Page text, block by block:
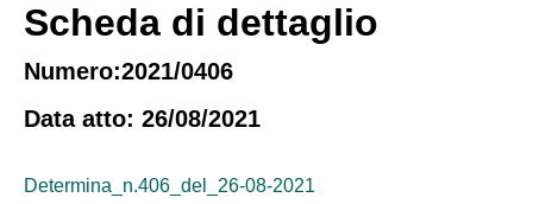
Scheda di dettaglio
Numero:2021/0406
Data atto: 26/08/2021
Determina_n.406_del_26-08-2021